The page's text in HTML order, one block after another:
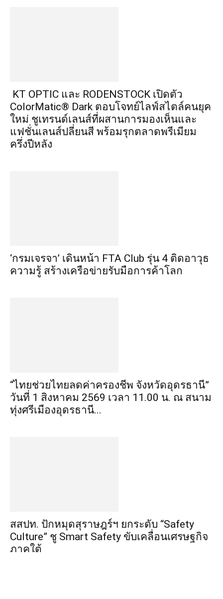
KT OPTIC และ RODENSTOCK เปิดตัว
ColorMatic® Dark ตอบโจทย์ไลฟ์สไตล์คนยุค
ใหม่ ชูเทรนด์เลนส์ที่ผสานการมองเห็นและ
แฟชั่นเลนส์ปลี่ยนสี พร้อมรุกตลาดพรีเมียม
ครึ่งปีหลัง
‘กรมเจรจา’ เดินหน้า FTA Club รุ่น 4 ติดอาวุธ
ความรู้ สร้างเครือข่ายรับมือการค้าโลก
“ไทยช่วยไทยลดค่าครองชีพ จังหวัดอุดรธานี”
วันที่ 1 สิงหาคม 2569 เวลา 11.00 น. ณ สนาม
ทุ่งศรีเมืองอุดรธานี...
สสปท. ปักหมุดสุราษฎร์ฯ ยกระดับ “Safety
Culture” ชู Smart Safety ขับเคลื่อนเศรษฐกิจ
ภาคใต้